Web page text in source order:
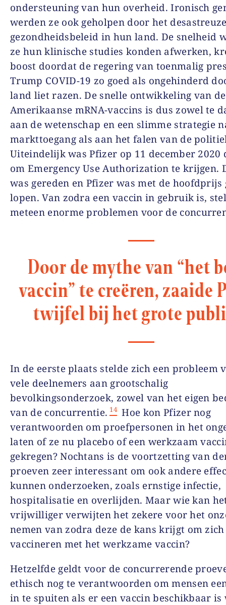
ondersteuning van hun overheid. Ironisch
werden ze ook geholpen door het
gezondheidsbeleid in hun land. De snelheid
ze hun klinische studies konden afwerken,
boost doordat de regering van toenmalig
Trump COVID-19 zo goed als ongehinderd
land liet razen. De snelle ontwikkeling van de
Amerikaanse mRNA-vaccins is dus zowel te
aan de wetenschap en een slimme strategie
markttoegang als aan het falen van de
Uiteindelijk was Pfizer op 11 december 2020
om Emergency Use Authorization te krijgen.
was gereden en Pfizer was met de hoofdprijs
lopen. Van zodra een vaccin in gebruik is,
meteen enorme problemen voor de
Door de mythe van “het
vaccin” te creëren, zaaide
twijfel bij het grote
In de eerste plaats stelde zich een probleem
vele deelnemers aan grootschalig
bevolkingsonderzoek, zowel van het eigen
van de concurrentie. 14 Hoe kon Pfizer nog
verantwoorden om proefpersonen in het
laten of ze nu placebo of een werkzaam
gekregen? Nochtans is de voortzetting van
proeven zeer interessant om ook andere
kunnen onderzoeken, zoals ernstige infectie,
hospitalisatie en overlijden. Maar wie kan
vrijwilliger verwijten het zekere voor het
nemen van zodra deze de kans krijgt om
vaccineren met het werkzame vaccin?
Hetzelfde geldt voor de concurrerende
ethisch nog te verantwoorden om mensen
in te spuiten als er een vaccin beschikbaar